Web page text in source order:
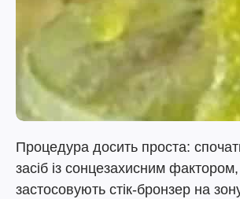
Процедура досить проста:
засіб із сонцезахисним
застосовують стік-бронзер на